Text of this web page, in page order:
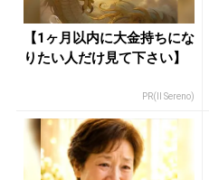
【1ヶ月以内に大金持ちにな
りたい人だけ見て下さい】
PR(Il Sereno)